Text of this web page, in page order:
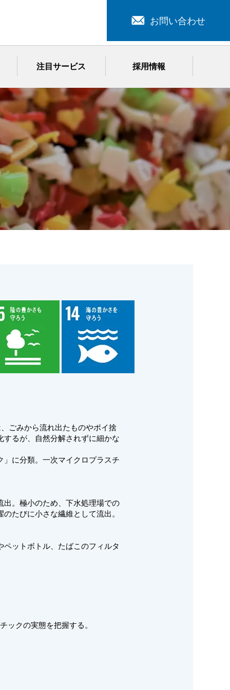
お問い合わせ
注目サービス 採用情報
ごみから流れ出たものやポイ捨
るが、自然分解されずに細かな
に分類。一次マイクロプラスチ
。極小のため、下水処理場での
たびに小さな繊維として流出。
ットボトル、たばこのフィルタ
ックの実態を把握する。